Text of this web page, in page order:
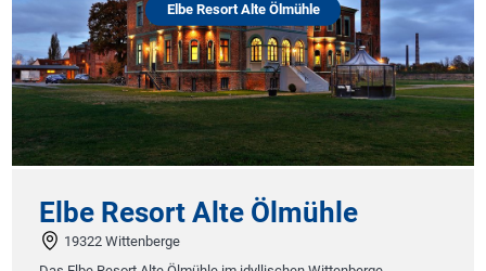
Elbe Resort Alte Ölmühle
Elbe Resort Alte Ölmühle
19322 Wittenberge